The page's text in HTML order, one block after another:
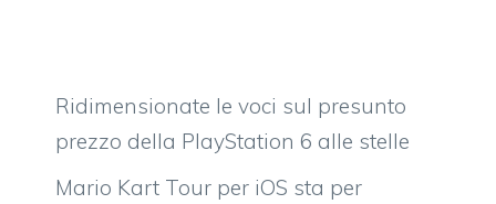
Ridimensionate le voci sul presunto
prezzo della PlayStation 6 alle stelle
Mario Kart Tour per iOS sta per